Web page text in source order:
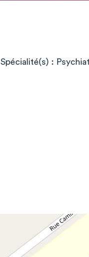
Spécialité(s) :